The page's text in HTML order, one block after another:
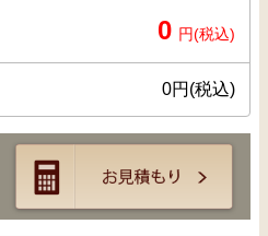
0 円(税込)
0円(税込)